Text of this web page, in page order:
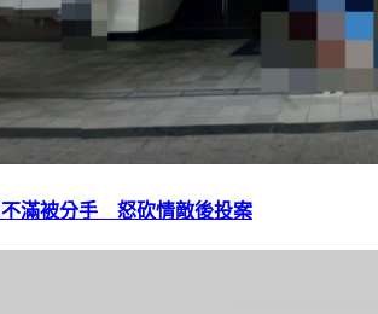
不滿被分手 怒砍情敵後投案